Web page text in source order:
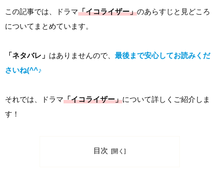
この記事では、ドラマ「イコライザー」のあらすじと見どころ
についてまとめています。
「ネタバレ」 はありませんので、 最後まで安心してお読みくだ
さいね(^^♪
それでは、ドラマ「イコライザー」について詳しくご紹介しま
す！
目次